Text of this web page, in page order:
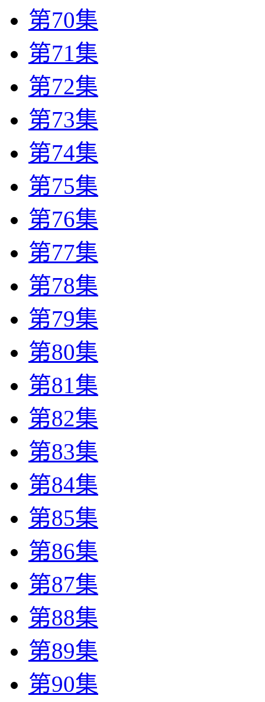
第70集
第71集
第72集
第73集
第74集
第75集
第76集
第77集
第78集
第79集
第80集
第81集
第82集
第83集
第84集
第85集
第86集
第87集
第88集
第89集
第90集